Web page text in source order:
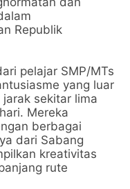
Republik
pelajar SMP/MTs
yang luar
sekitar lima
Mereka
berbagai
dari Sabang
kreativitas
rute